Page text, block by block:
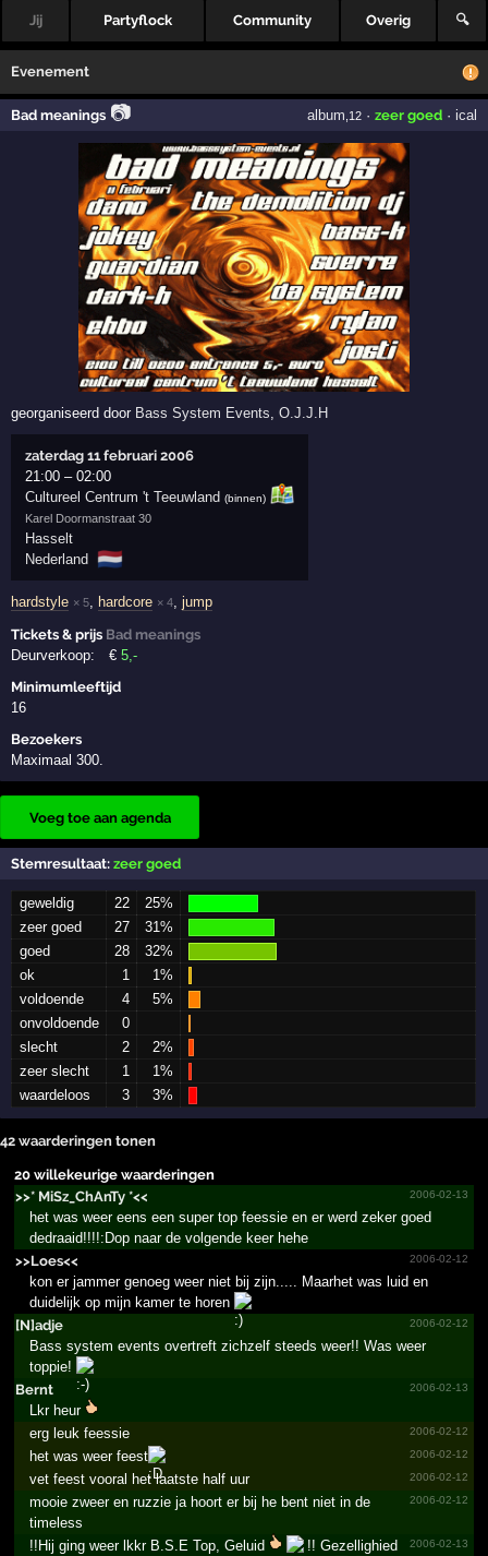
Jij Partyflock Community Overig 🔍
Evenement
Bad meanings 📷 album ,12· zeer goed· ical
georganiseerd door Bass System Events ,O.J.J.H
zaterdag 11 februari 2006
21:00 –02:00
Cultureel Centrum 't Teeuwland (binnen)
Karel Doormanstraat 30
Hasselt
Nederland
🇳🇱
hardstyle × 5, hardcore × 4,jump
Tickets & prijs Bad meanings
Deurverkoop:
€5 ,-
Minimumleeftijd
16
Bezoekers
Maximaal 300.
Voeg toe aan agenda
Stemresultaat:zeer goed
geweldig 22
25%
zeer goed
27
31%
goed
28
32%
ok
1
1%
voldoende
4
5%
onvoldoende
0
slecht
2
2%
zeer slecht
1
1%
waardeloos
3 3%
42 waarderingen tonen
20 willekeurige waarderingen
>>*­ MiSz_­ChAnTy *­<<
2006-02-13
het was weer eens een super top feessie en er werd zeker goed
dedraaid!!!!:Dop naar de volgende keer hehe
>>Loes<<
2006-02-12
kon er jammer genoeg weer niet bij zijn..... Maarhet was luid en
duidelijk op mijn kamer te horen
[N]adje
2006-02-12
Bass system events overtreft zichzelf steeds weer!! Was weer
toppie!
Bernt
2006-02-13
Lkr heur
2006-02-12
erg leuk feessie
2006-02-12
het was weer feest
2006-02-12
vet feest vooral het laatste half uur
2006-02-12
mooie zweer en ruzzie ja hoort er bij he bent niet in de
timeless
2006-02-13
!!Hij ging weer lkkr B.S.E Top, Geluid
!! Gezellighied